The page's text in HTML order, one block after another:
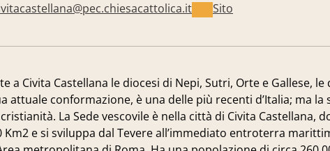
Sito
a Civita Castellana le diocesi di Nepi, Sutri, Orte e Gallese,
conformazione, è una delle più recenti d’Italia; ma la
La Sede vescovile è nella città di Civita Castellana,
e si sviluppa dal Tevere all’immediato entroterra